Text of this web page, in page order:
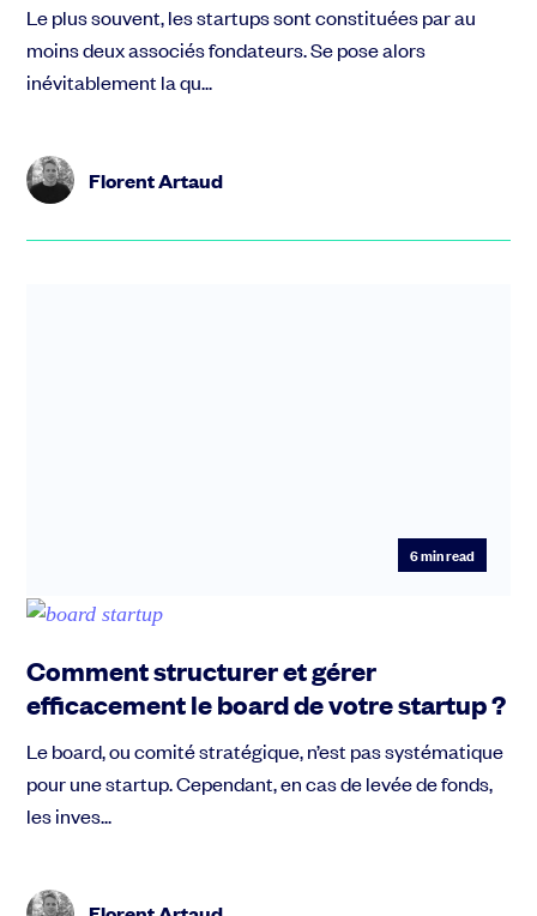
Le plus souvent, les startups sont constituées par au
moins deux associés fondateurs. Se pose alors
inévitablement la qu...
Florent Artaud
6min read
Comment structurer et gérer
efficacement le board de votre startup ?
Le board, ou comité stratégique, n’est pas systématique
pour une startup. Cependant, en cas de levée de fonds,
les inves...